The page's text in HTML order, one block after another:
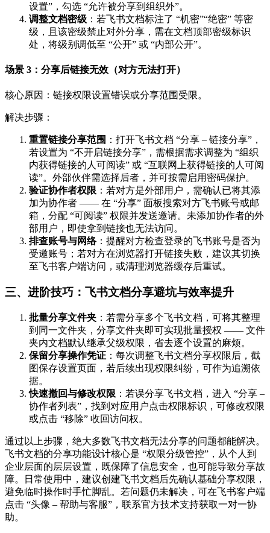
设置”，勾选 “允许被分享到组织外”。
调整文档密级 ：若飞书文档标注了 “机密”“绝密” 等密
级，且该密级禁止对外分享，需在文档顶部密级标识
处，将级别调低至 “公开” 或 “内部公开”。
场景 3：分享后链接无效（对方无法打开）
核心原因：链接权限设置错误或分享范围受限。
解决步骤：
重置链接分享范围 ：打开飞书文档 “分享 – 链接分享”，
若设置为 “不开启链接分享”，需根据需求调整为 “组织
内获得链接的人可阅读” 或 “互联网上获得链接的人可阅
读”。外部伙伴需选择后者，并可按需启用密码保护。
验证协作者权限 ：若对方是外部用户，需确认已将其添
加为协作者 —— 在 “分享” 面板搜索对方飞书账号或邮
箱，分配 “可阅读” 权限并发送邀请。未添加协作者的外
部用户，即使拿到链接也无法访问。
排查账号与网络：提醒对方检查登录的飞书账号是否为
受邀账号；若对方在浏览器打开链接失败，建议其切换
至飞书客户端访问，或清理浏览器缓存后重试。
三、进阶技巧：飞书文档分享避坑与效率提升
批量分享文件夹 ：若需分享多个飞书文档，可将其整理
到同一文件夹，分享文件夹即可实现批量授权 —— 文件
夹内文档默认继承父级权限，省去逐个设置的麻烦。
保留分享操作凭证 ：每次调整飞书文档分享权限后，截
图保存设置页面，若后续出现权限纠纷，可作为追溯依
据。
快速撤回与修改权限 ：若误分享飞书文档，进入 “分享 –
协作者列表”，找到对应用户点击权限标识，可修改权限
或点击 “移除” 收回访问权。
通过以上步骤，绝大多数飞书文档无法分享的问题都能解决。
飞书文档的分享功能设计核心是 “权限分级管控”，从个人到
企业层面的层层设置，既保障了信息安全，也可能导致分享故
障。日常使用中，建议创建飞书文档后先确认基础分享权限，
避免临时操作时手忙脚乱。若问题仍未解决，可在飞书客户端
点击 “头像 – 帮助与客服”，联系官方技术支持获取一对一协
助。